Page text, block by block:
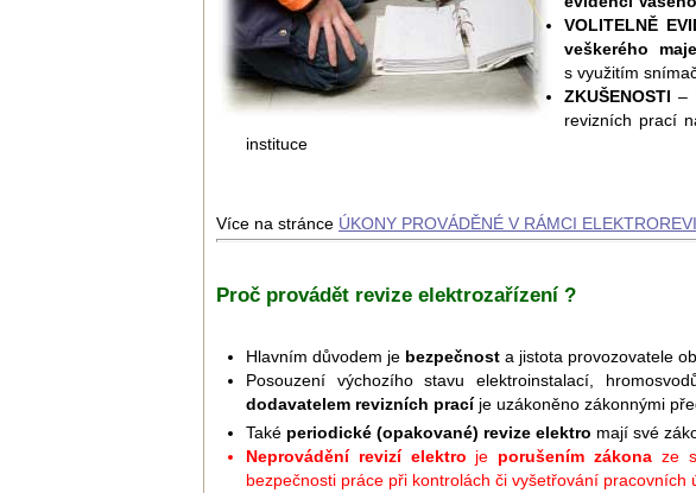
VOLITELNĚ
veškerého
s využitím
ZKUŠENOSTI –
revizních prací
instituce
Více na stránce ÚKONY PROVÁDĚNÉ V RÁMCI
Proč provádět revize elektrozařízení ?
Hlavním důvodem je bezpečnost a jistota provozovatele
Posouzení výchozího stavu elektroinstalací,
dodavatelem revizních pracíje uzákoněno zákonnými
Také periodické (opakované) revize elektro mají své
Neprovádění revizí elektro je porušením zákona ze
bezpečnosti práce při kontrolách či vyšetřování pracovních